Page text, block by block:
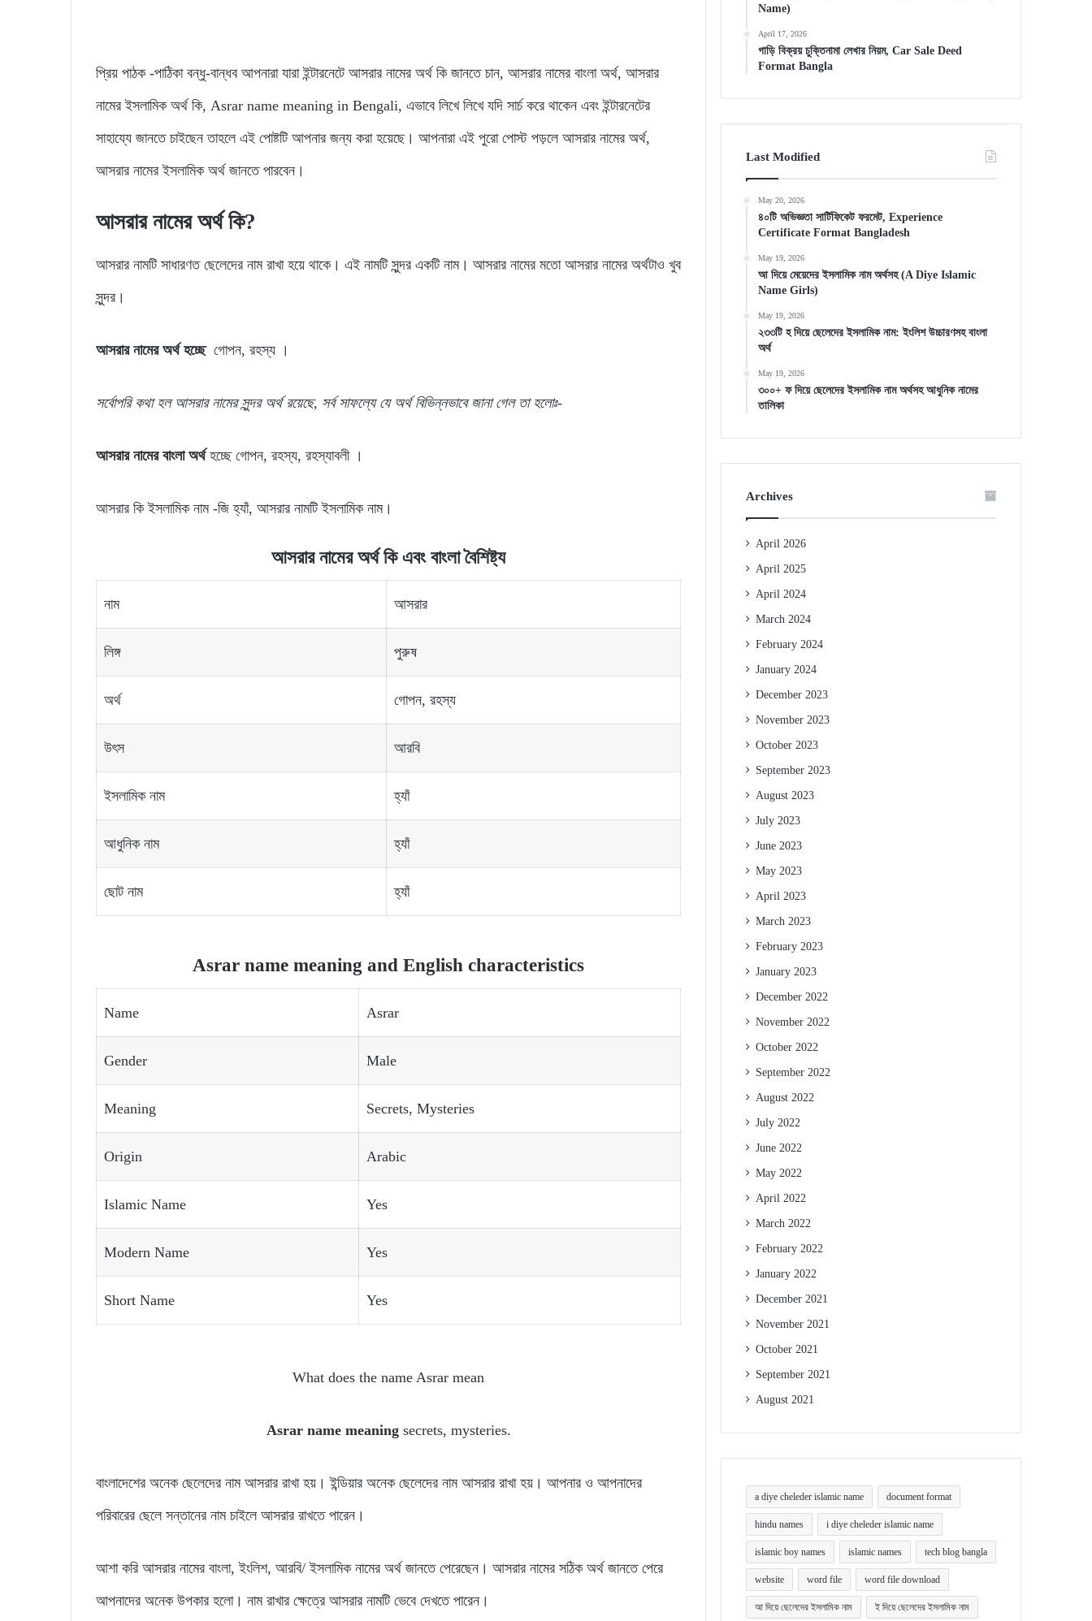
প্রিয় পাঠক -পাঠিকা বন্ধু-বান্ধব আপনারা যারা ইন্টারনেটে আসরার নামের অর্থ কি জানতে চান, আসরার নামের বাংলা অর্থ, আসরার
নামের ইসলামিক অর্থ কি, Asrar name meaning in Bengali, এভাবে লিখে লিখে যদি সার্চ করে থাকেন এবং ইন্টারনেটের
সাহায্যে জানতে চাইছেন তাহলে এই পোষ্টটি আপনার জন্য করা হয়েছে। আপনারা এই পুরো পোস্ট পড়লে আসরার নামের অর্থ,
আসরার নামের ইসলামিক অর্থ জানতে পারবেন।
আসরার নামের অর্থ কি?
আসরার নামটি সাধারণত ছেলেদের নাম রাখা হয়ে থাকে। এই নামটি সুন্দর একটি নাম। আসরার নামের মতো আসরার নামের অর্থটাও খুব
সুন্দর।
আসরার নামের অর্থ হচ্ছে গোপন, রহস্য ।
সর্বোপরি কথা হল আসরারনামের সুন্দর অর্থরয়েছে, সর্বসাফল্যেযে অর্থবিভিন্নভাবে জানা গেলতা হলোঃ-
আসরার নামের বাংলা অর্থহচ্ছে গোপন, রহস্য, রহস্যাবলী ।
আসরার কি ইসলামিক নাম -জি হ্যাঁ, আসরার নামটি ইসলামিক নাম।
আসরার নামের অর্থ কি এবং বাংলা বৈশিষ্ট্য
নাম আসরার
লিঙ্গ পুরুষ
অর্থ গোপন, রহস্য
উৎস আরবি
ইসলামিক নাম হ্যাঁ
আধুনিক নাম হ্যাঁ
ছোট নাম হ্যাঁ
Asrar name meaning and English characteristics
Name Asrar
Gender Male
Meaning Secrets, Mysteries
Origin Arabic
Islamic Name Yes
Modern Name Yes
Short Name Yes
What does the name Asrar mean
Asrar name meaning secrets, mysteries.
বাংলাদেশের অনেক ছেলেদের নাম আসরার রাখা হয়। ইন্ডিয়ার অনেক ছেলেদের নাম আসরার রাখা হয়। আপনার ও আপনাদের
পরিবারের ছেলে সন্তানের নাম চাইলে আসরার রাখতে পারেন।
আশা করি আসরার নামের বাংলা, ইংলিশ, আরবি/ ইসলামিক নামের অর্থ জানতে পেরেছেন। আসরার নামের সঠিক অর্থ জানতে পেরে
আপনাদের অনেক উপকার হলো। নাম রাখার ক্ষেত্রে আসরার নামটি ভেবে দেখতে পারেন।
Name)
April 17, 2026
গাড়ি বিক্রয় চুক্তিনামা লেখার নিয়ম, Car Sale Deed
Format Bangla
Last Modified
May 20, 2026
৪০টি অভিজ্ঞতা সার্টিফিকেট ফরমেট, Experience
Certificate Format Bangladesh
May 19, 2026
আ দিয়ে মেয়েদের ইসলামিক নাম অর্থসহ (A Diye Islamic
Name Girls)
May 19, 2026
২৩৩টি হ দিয়ে ছেলেদের ইসলামিক নাম: ইংলিশ উচ্চারণসহ বাংলা
অর্থ
May 19, 2026
৩০০+ ফ দিয়ে ছেলেদের ইসলামিক নাম অর্থসহ আধুনিক নামের
তালিকা
Archives
April 2026
April 2025
April 2024
March 2024
February 2024
January 2024
December 2023
November 2023
October 2023
September 2023
August 2023
July 2023
June 2023
May 2023
April 2023
March 2023
February 2023
January 2023
December 2022
November 2022
October 2022
September 2022
August 2022
July 2022
June 2022
May 2022
April 2022
March 2022
February 2022
January 2022
December 2021
November 2021
October 2021
September 2021
August 2021
a diye cheleder islamic name document format
hindu names i diye cheleder islamic name
islamic boy names islamic names tech blog bangla
website word file word file download
আ দিয়ে ছেলেদের ইসলামিক নাম ই দিয়ে ছেলেদের ইসলামিক নাম